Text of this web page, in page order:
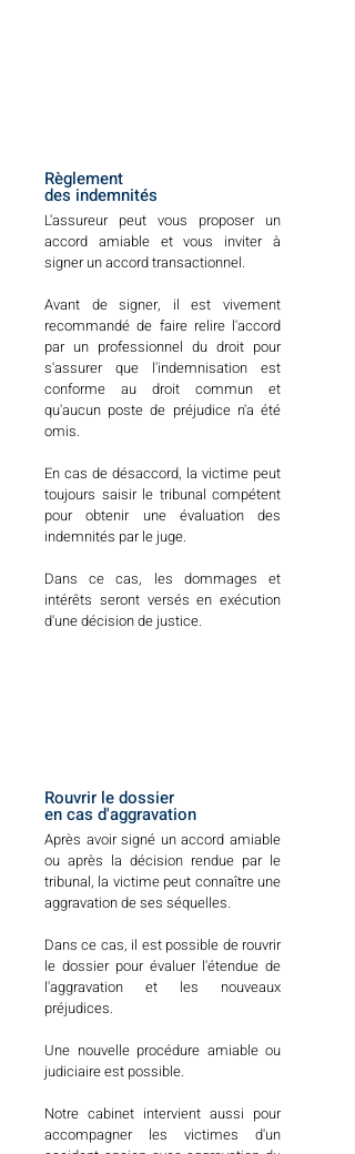
Règlement
des indemnités
L'assureur peut vous proposer un
accord amiable et vous inviter à
signer un accord transactionnel.
Avant de signer, il est vivement
recommandé de faire relire l'accord
par un professionnel du droit pour
s'assurer que l'indemnisation est
conforme au droit commun et
qu'aucun poste de préjudice n'a été
omis.
En cas de désaccord, la victime peut
toujours saisir le tribunal compétent
pour obtenir une évaluation des
indemnités par le juge.
Dans ce cas, les dommages et
intérêts seront versés en exécution
d'une décision de justice.
Rouvrir le dossier
en cas d'aggravation
Après avoir signé un accord amiable
ou après la décision rendue par le
tribunal, la victime peut connaître une
aggravation de ses séquelles.
Dans ce cas, il est possible de rouvrir
le dossier pour évaluer l'étendue de
l'aggravation et les nouveaux
préjudices.
Une nouvelle procédure amiable ou
judiciaire est possible.
Notre cabinet intervient aussi pour
accompagner les victimes d'un